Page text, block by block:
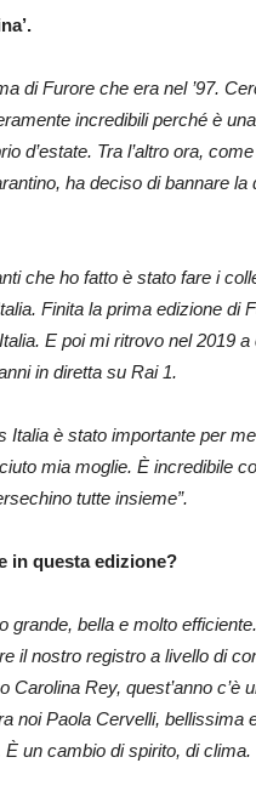
di Furore che era nel ’97.
incredibili perché è
d’estate. Tra l’altro ora,
ha deciso di bannare la
che ho fatto è stato fare i
Finita la prima edizione di
E poi mi ritrovo nel 2019 a
in diretta su Rai 1.
Italia è stato importante per
mia moglie. È incredibile
tutte insieme”.
in questa edizione?
grande, bella e molto
il nostro registro a livello di
Carolina Rey, quest’anno
noi Paola Cervelli,
un cambio di spirito, di clima.